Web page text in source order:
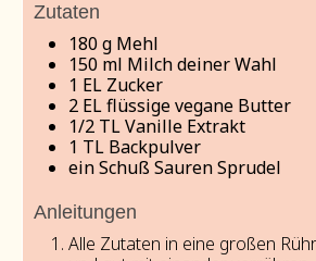
Zutaten
180g Mehl
150 ml Milch deiner Wahl
1 EL Zucker
2 ELflüssige vegane Butter
1/2 TLVanille Extrakt
1 TL Backpulver
ein Schuß Sauren Sprudel
Anleitungen
Alle Zutaten in eine großen